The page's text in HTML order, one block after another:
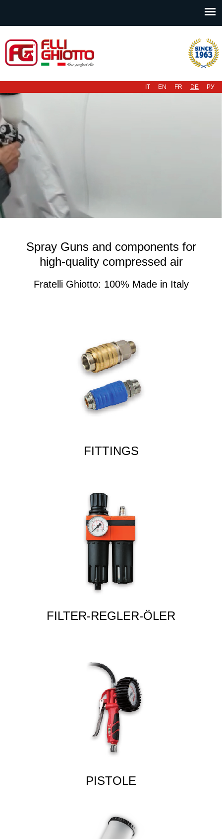
IT EN FR DE РУ
Spray Guns and components for
high-quality compressed air
Fratelli Ghiotto: 100% Made in Italy
FITTINGS
FILTER-REGLER-ÖLER
PISTOLE